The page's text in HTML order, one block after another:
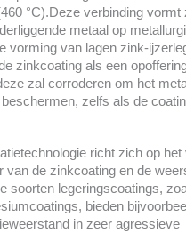
°C).Deze verbinding
metaal op
vorming van lagen zink-
zinkcoating als een
zal corroderen om het
zelfs als de
richt zich op het
van de zinkcoating en de
soorten legeringscoatings,
bieden
in zeer agressieve